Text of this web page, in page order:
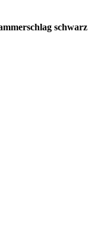
schwarz